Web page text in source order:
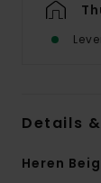
Details
Heren